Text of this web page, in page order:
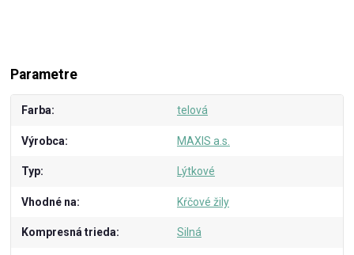
Parametre
Farba telová
Výrobca MAXIS a.s.
Typ Lýtkové
Vhodné na Kŕčové žily
Kompresná trieda Silná